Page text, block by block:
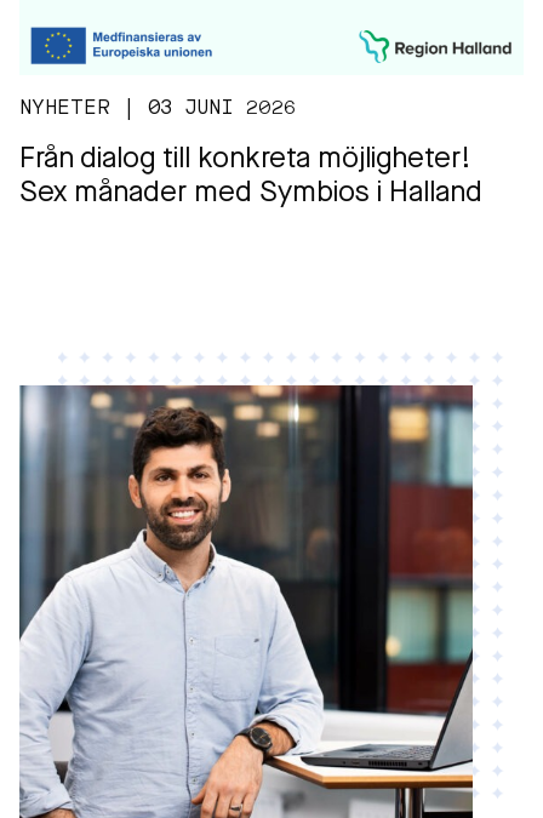
NYHETER | 03 JUNI 2026
Från dialog till konkreta möjligheter!
Sex månader med Symbios i Halland